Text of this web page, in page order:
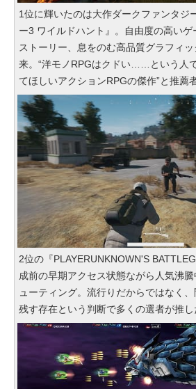
1位に輝いたのは大作ダークファンタジ
ー3 ワイルドハント』。自由度の高い
ストーリー、息をのむ高品質グラフィ
来。“洋モノRPGはクドい……という人
てほしいアクションRPGの傑作”と推薦
2位の『PLAYERUNKNOWN'S
成前の早期アクセス状態ながら人気沸
ューティング。流行りだからではなく
残す存在という判断で多くの選者が推し